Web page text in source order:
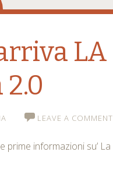
LA
LEAVE A COMMENT
prime informazioni su’ La